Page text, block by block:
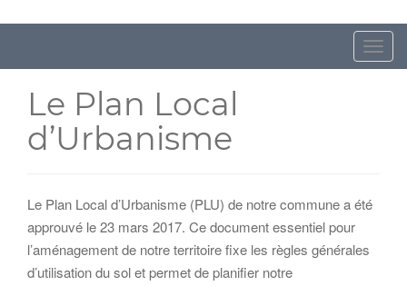
Toggle
Le Plan Local
d’Urbanisme
Le Plan Local d’Urbanisme (PLU) de notre commune a été
approuvé le 23 mars 2017. Ce document essentiel pour
l’aménagement de notre territoire fixe les règles générales
d’utilisation du sol et permet de planifier notre